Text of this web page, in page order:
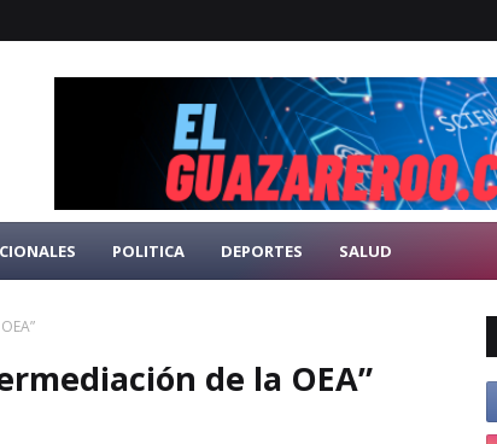
POLITICA DEPORTES SALUD
de la OEA”